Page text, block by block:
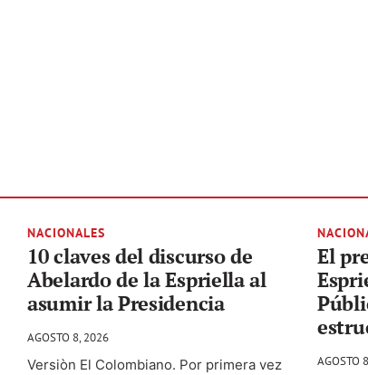
NACIONALES
10 claves del discurso de
Abelardo de la Espriella al
asumir la Presidencia
AGOSTO 8, 2026
Versiòn El Colombiano. Por primera vez
El
AGOSTO